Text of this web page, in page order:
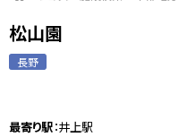
松山園
長野
最寄り駅：井上駅